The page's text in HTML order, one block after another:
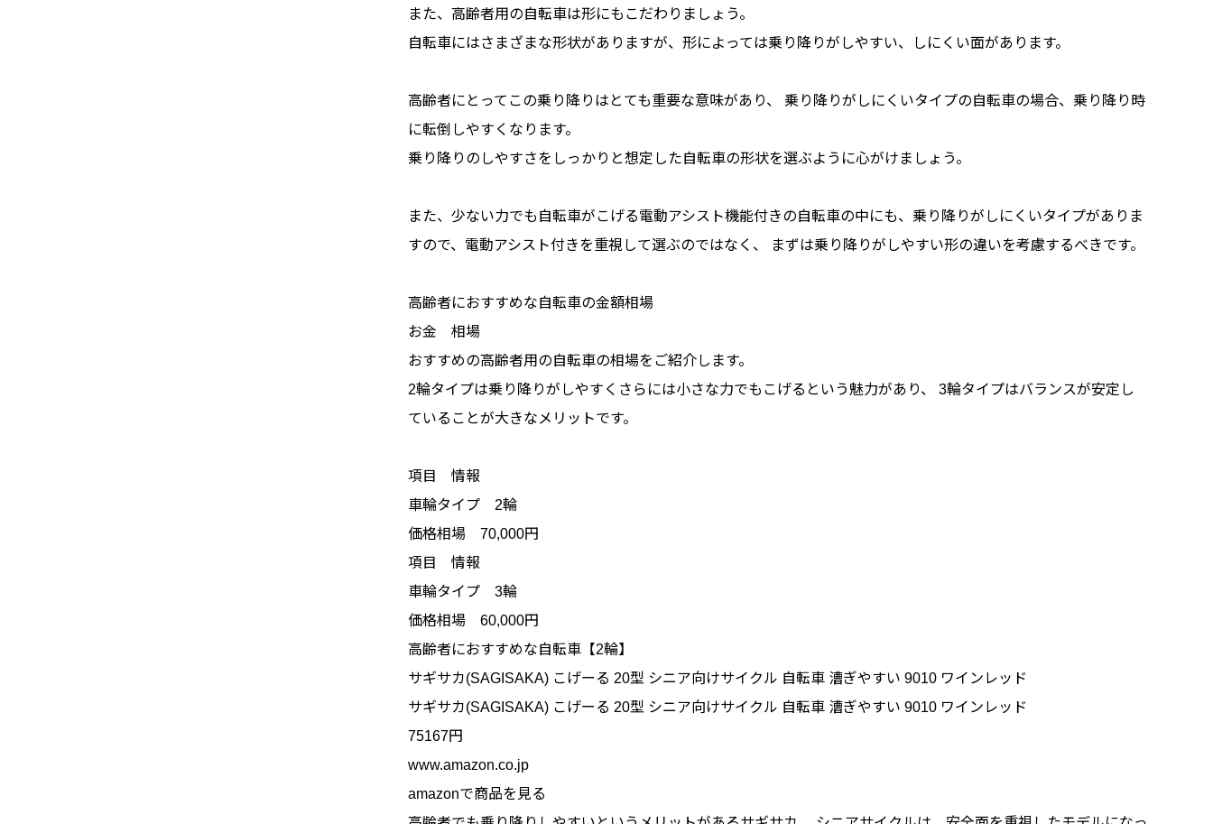
また、高齢者用の自転車は形にもこだわりましょう。
自転車にはさまざまな形状がありますが、形によっては乗り降りがしやすい、しにくい面があります。
高齢者にとってこの乗り降りはとても重要な意味があり、 乗り降りがしにくいタイプの自転車の場合、乗り降り時
に転倒しやすくなります。
乗り降りのしやすさをしっかりと想定した自転車の形状を選ぶように心がけましょう。
また、少ない力でも自転車がこげる電動アシスト機能付きの自転車の中にも、乗り降りがしにくいタイプがありま
すので、電動アシスト付きを重視して選ぶのではなく、 まずは乗り降りがしやすい形の違いを考慮するべきです。
高齢者におすすめな自転車の金額相場
お金 相場
おすすめの高齢者用の自転車の相場をご紹介します。
2輪タイプは乗り降りがしやすくさらには小さな力でもこげるという魅力があり、 3輪タイプはバランスが安定し
ていることが大きなメリットです。
項目 情報
車輪タイプ 2輪
価格相場 70,000円
項目 情報
車輪タイプ 3輪
価格相場 60,000円
高齢者におすすめな自転車【2輪】
サギサカ(SAGISAKA) こげーる 20型 シニア向けサイクル 自転車 漕ぎやすい 9010 ワインレッド
サギサカ(SAGISAKA) こげーる 20型 シニア向けサイクル 自転車 漕ぎやすい 9010 ワインレッド
75167円
www.amazon.co.jp
amazonで商品を見る